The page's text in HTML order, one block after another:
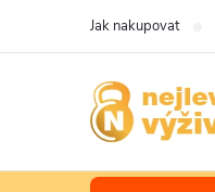
Jak nakupovat